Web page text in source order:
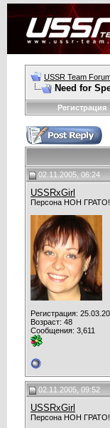
USSR Team
Need for
Регистрация
02.11.2005, 06:24
USSRxGirl
Персона НОН ГРАТО!
Регистрация:
Возраст: 48
Сообщения: 3,611
02.11.2005, 09:52
USSRxGirl
Персона НОН ГРАТО!